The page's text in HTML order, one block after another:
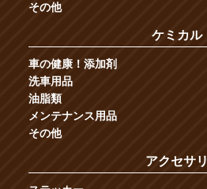
その他
ケミカル
車の健康！添加剤
洗車用品
油脂類
メンテナンス用品
その他
アクセサリ